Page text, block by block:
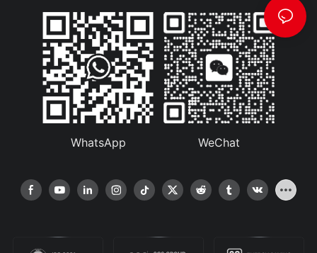
WhatsApp WeChat